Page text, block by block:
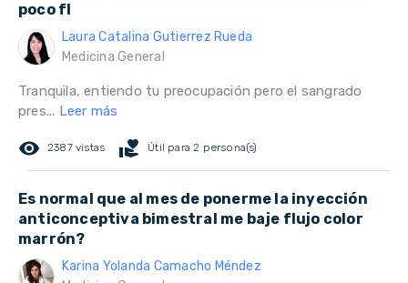
poco fl
Laura Catalina Gutierrez Rueda
Medicina General
Tranquila, entiendo tu preocupación pero el sangrado
pres... Leer más
remove_red_eye 2387 vistas volunteer_activism Útil para 2 persona(s)
Es normal que al mes de ponerme la inyección
anticonceptiva bimestral me baje flujo color
marrón?
Karina Yolanda Camacho Méndez